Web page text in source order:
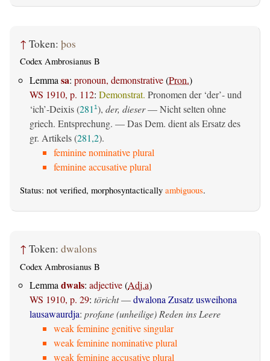
↑ Token: þos
Codex Ambrosianus B
Lemma sa: pronoun, demonstrative(Pron.)
WS 1910, p. 112: Demonstrat. Pronomen der ‘der’- und
‘ich’-Deixis (281 1), der, dieser— Nicht selten ohne
griech. Entsprechung. — Das Dem. dient als Ersatz des
gr. Artikels (281,2).
feminine nominative plural
feminine accusative plural
Status: not verified, morphosyntactically ambiguous.
↑ Token: dwalons
Codex Ambrosianus B
Lemma dwals: adjective(Adj.a)
WS 1910, p. 29: töricht—dwalona Zusatz usweihona
lausawaurdja: profane (unheilige) Reden ins Leere
weak feminine genitive singular
weak feminine nominative plural
weak feminine accusative plural